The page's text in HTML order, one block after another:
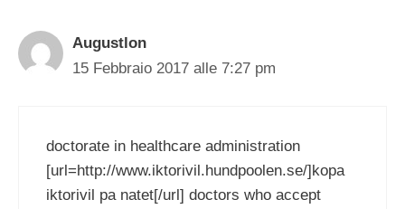
Augustlon
15 Febbraio 2017 alle 7:27 pm
doctorate in healthcare administration
[url=http://www.iktorivil.hundpoolen.se/]kopa
iktorivil pa natet[/url] doctors who accept